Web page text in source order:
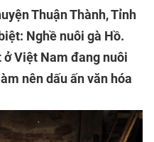
Thuận Thành, Tỉnh
Nghề nuôi gà Hồ.
Việt Nam đang nuôi
nên dấu ấn văn hóa